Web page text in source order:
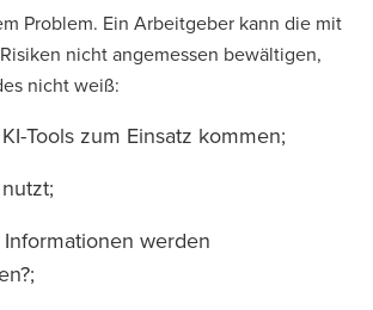
Problem. Ein Arbeitgeber kann die mit
nicht angemessen bewältigen,
nicht weiß:
Tools zum Einsatz kommen;
werden